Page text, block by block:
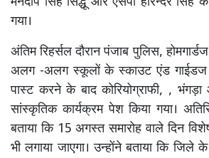
गया।
अंतिम रिहर्सल दौरान पंजाब पुलिस,
अलग -अलग स्कूलों के स्काउट एंड गाईडज
पास्ट करने के बाद कोरियोग्राफी, , भंगड़ा
सांस्कृतिक कार्यक्रम पेश किया गया।
बताया कि 15 अगस्त समारोह वाले दिन
भी लगाया जाएगा। उन्होंने बताया कि